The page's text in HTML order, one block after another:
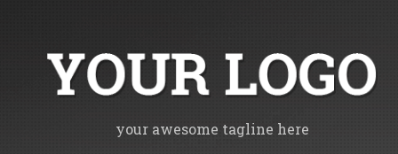
your awesome tagline here